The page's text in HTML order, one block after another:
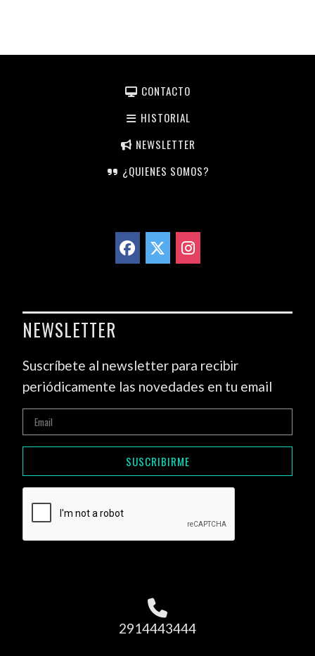
CONTACTO
HISTORIAL
NEWSLETTER
¿QUIENES SOMOS?
NEWSLETTER
Suscríbete al newsletter para recibir
periódicamente las novedades en tu email
SUSCRIBIRME
2914443444